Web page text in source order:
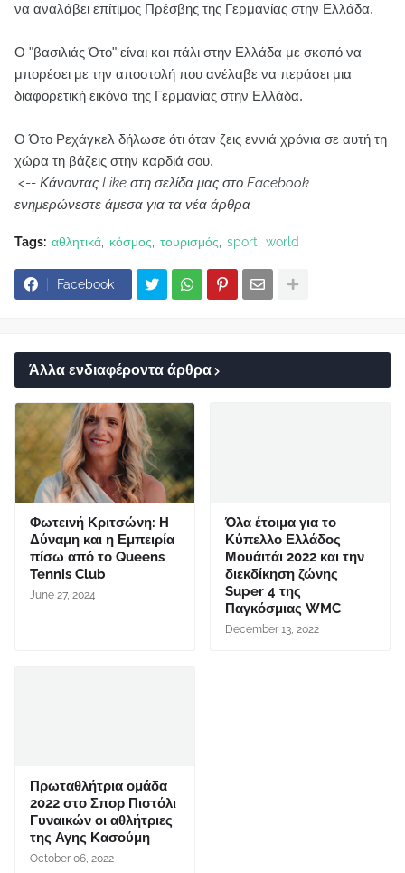
να αναλάβει επίτιμος Πρέσβης της Γερμανίας στην Ελλάδα.
Ο "βασιλιάς Ότο" είναι και πάλι στην Ελλάδα με σκοπό να
μπορέσει με την αποστολή που ανέλαβε να περάσει μια
διαφορετική εικόνα της Γερμανίας στην Ελλάδα.
Ο Ότο Ρεχάγκελ δήλωσε ότι όταν ζεις εννιά χρόνια σε αυτή τη
χώρα τη βάζεις στην καρδιά σου.
<-- Κάνοντας Like στη σελίδα μας στο Facebook
ενημερώνεστε άμεσα για τα νέα άρθρα
Tags: αθλητικά κόσμος τουρισμός sport world
Facebook
Άλλα ενδιαφέροντα άρθρα
Φωτεινή Κριτσώνη: Η
Δύναμη και η Εμπειρία
πίσω από το Queens
Tennis Club
June 27, 2024
Όλα έτοιμα για το
Κύπελλο Ελλάδος
Μουάιτάι 2022 και την
διεκδίκηση ζώνης
Super 4 της
Παγκόσμιας WMC
December 13, 2022
Πρωταθλήτρια ομάδα
2022 στο Σπορ Πιστόλι
Γυναικών οι αθλήτριες
της Αγης Κασούμη
October 06, 2022